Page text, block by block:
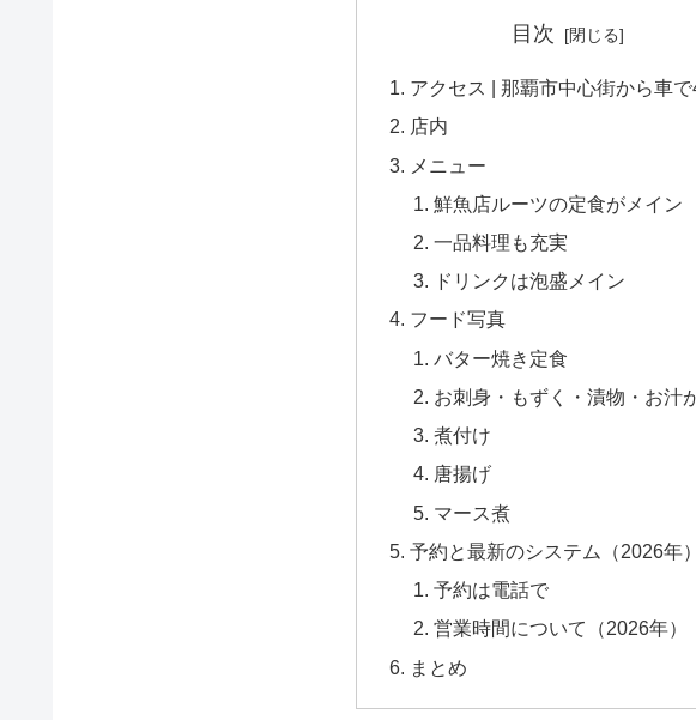
目次
アクセス | 那覇市中心街から車で
店内
メニュー
鮮魚店ルーツの定食がメイン
一品料理も充実
ドリンクは泡盛メイン
フード写真
バター焼き定食
お刺身・もずく・漬物・お汁
煮付け
唐揚げ
マース煮
予約と最新のシステム（2026年）
予約は電話で
営業時間について（2026年）
まとめ